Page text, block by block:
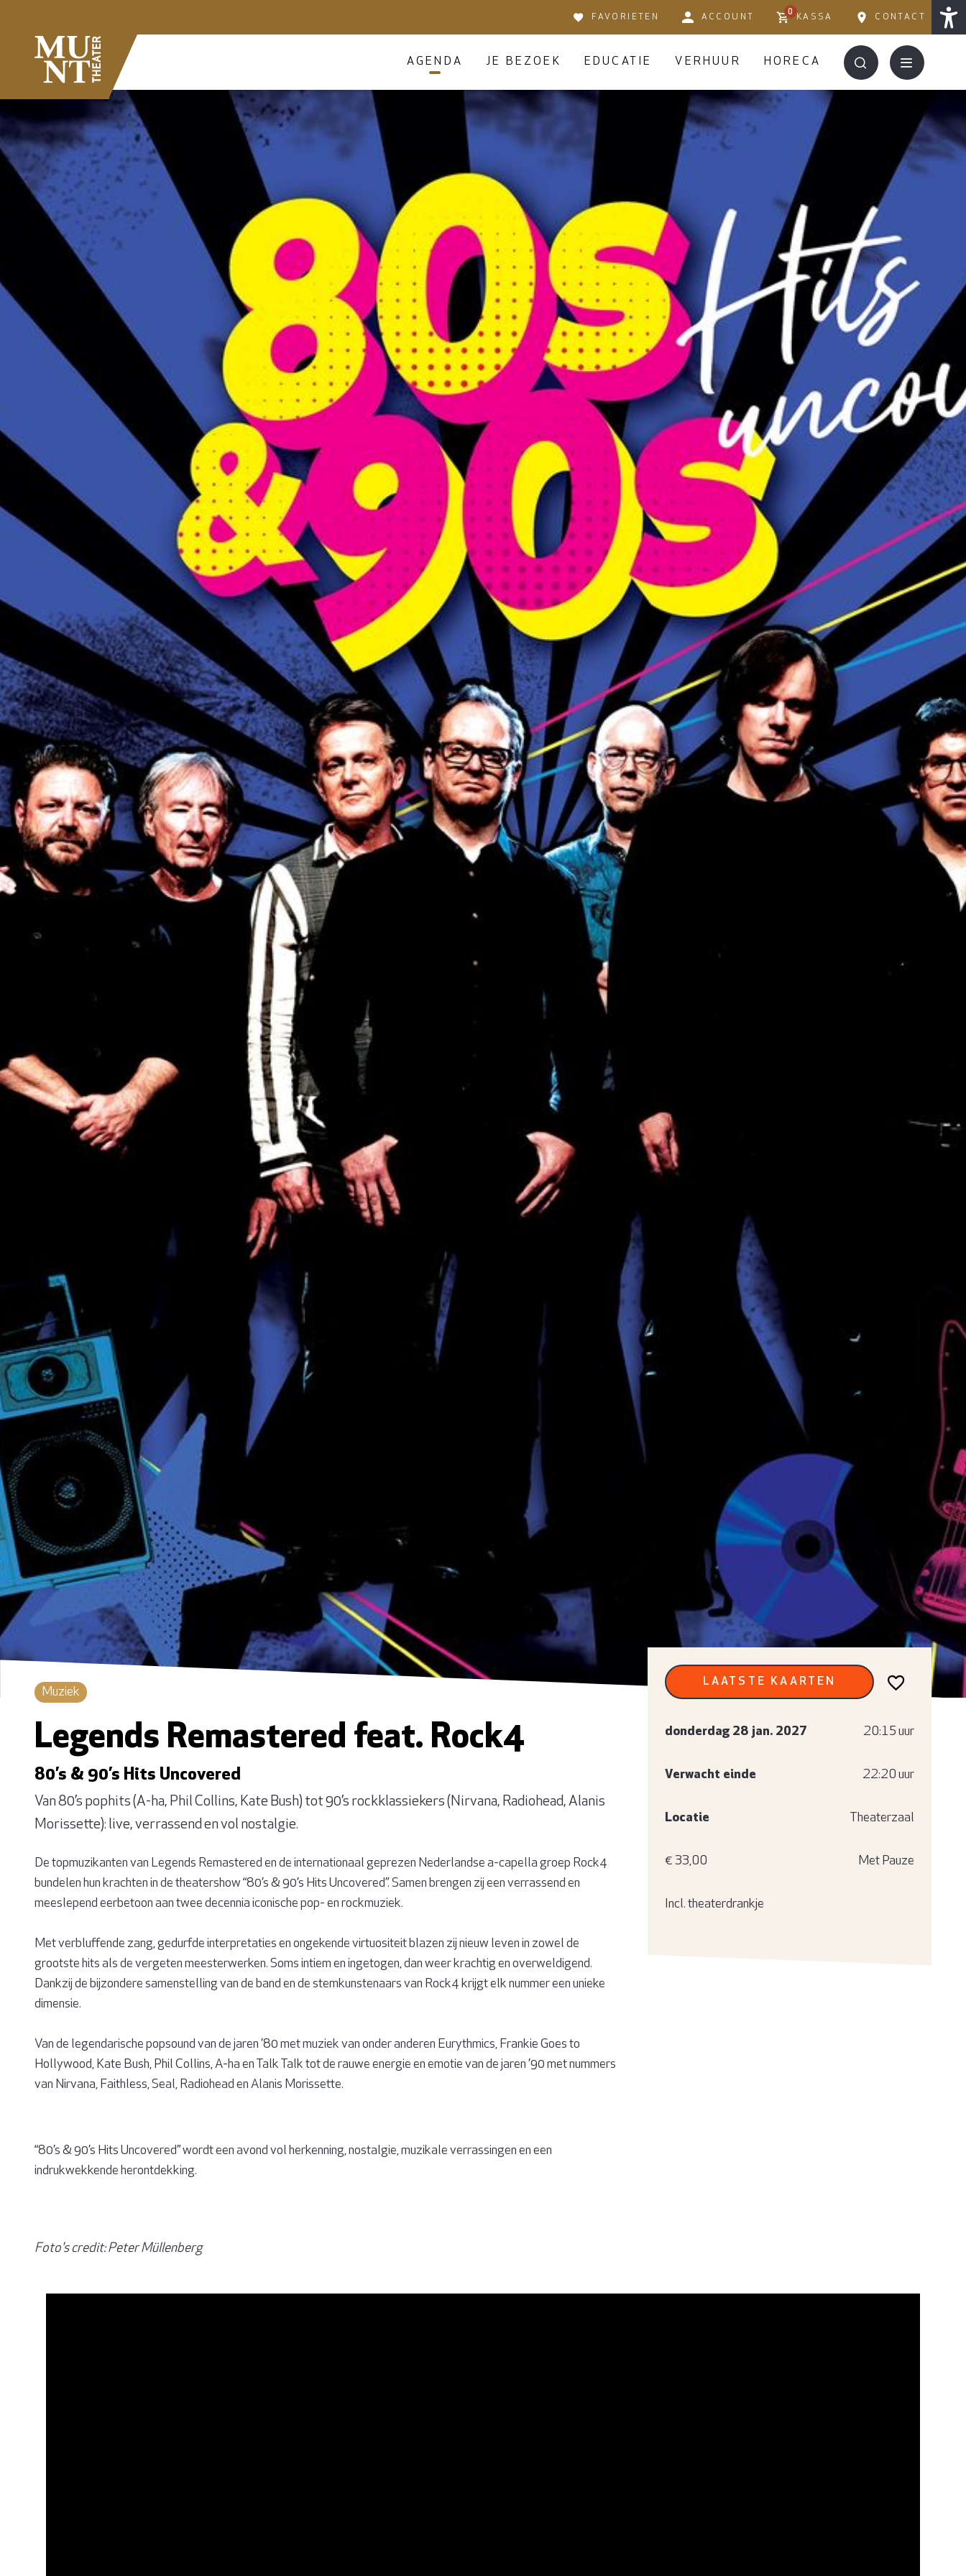
FAVORIETEN ACCOUNT
0
KASSA CONTACT
AGENDA JE BEZOEK EDUCATIE VERHUUR HORECA
Muziek
Legends Remastered feat. Rock4
80’s & 90’s Hits Uncovered
Van 80’s pophits (A-ha, Phil Collins, Kate Bush) tot 90’s rockklassiekers (Nirvana, Radiohead, Alanis
Morissette): live, verrassend en vol nostalgie.
De topmuzikanten van Legends Remastered en de internationaal geprezen Nederlandse a-capella groep Rock4
bundelen hun krachten in de theatershow “80’s & 90’s Hits Uncovered”. Samen brengen zij een verrassend en
meeslepend eerbetoon aan twee decennia iconische pop- en rockmuziek.
Met verbluffende zang, gedurfde interpretaties en ongekende virtuositeit blazen zij nieuw leven in zowel de
grootste hits als de vergeten meesterwerken. Soms intiem en ingetogen, dan weer krachtig en overweldigend.
Dankzij de bijzondere samenstelling van de band en de stemkunstenaars van Rock4 krijgt elk nummer een unieke
dimensie.
Van de legendarische popsound van de jaren ’80 met muziek van onder anderen Eurythmics, Frankie Goes to
Hollywood, Kate Bush, Phil Collins, A-ha en Talk Talk tot de rauwe energie en emotie van de jaren ’90 met nummers
van Nirvana, Faithless, Seal, Radiohead en Alanis Morissette.
“80’s & 90’s Hits Uncovered” wordt een avond vol herkenning, nostalgie, muzikale verrassingen en een
indrukwekkende herontdekking.
Foto's credit: Peter Müllenberg
LAATSTE KAARTEN
donderdag 28 jan. 2027 20:15 uur
Verwacht einde 22:20 uur
Locatie Theaterzaal
€ 33,00 Met Pauze
Incl. theaterdrankje